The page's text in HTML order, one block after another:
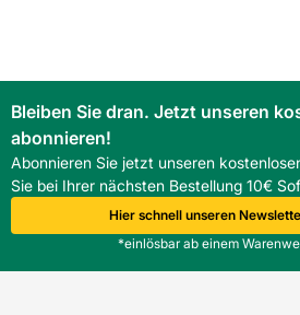
Der Roto ZRO Außenrollladen E - m.
ROTO Designo Fenster der Baureihen
konstruiert; die Variante 134/098
Blendrahmenmaßen und
Integration.
Bleiben Sie dran. Jetzt unseren
abonnieren!
Abonnieren Sie jetzt unseren
Sie bei Ihrer nächsten Bestellung 10€
Hier schnell unseren
*einlösbar ab einem